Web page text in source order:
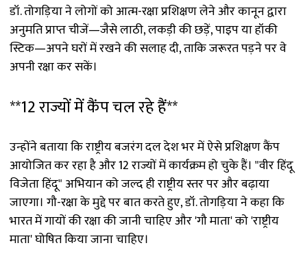
डॉ. तोगड़िया ने लोगों को आत्म-रक्षा प्रशिक्षण लेने और कानून द्वारा
अनुमति प्राप्त चीजें—जैसे लाठी, लकड़ी की छड़ें, पाइप या हॉकी
स्टिक—अपने घरों में रखने की सलाह दी, ताकि जरूरत पड़ने पर वे
अपनी रक्षा कर सकें।
**12 राज्यों में कैंप चल रहे हैं**
उन्होंने बताया कि राष्ट्रीय बजरंग दल देश भर में ऐसे प्रशिक्षण कैंप
आयोजित कर रहा है और 12 राज्यों में कार्यक्रम हो चुके हैं। "वीर हिंदू
विजेता हिंदू" अभियान को जल्द ही राष्ट्रीय स्तर पर और बढ़ाया
जाएगा। गौ-रक्षा के मुद्दे पर बात करते हुए, डॉ. तोगड़िया ने कहा कि
भारत में गायों की रक्षा की जानी चाहिए और 'गौ माता' को 'राष्ट्रीय
माता' घोषित किया जाना चाहिए।